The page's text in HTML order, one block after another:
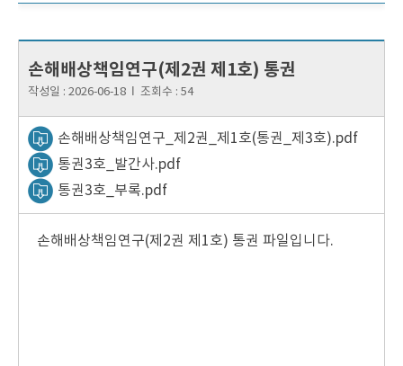
손해배상책임연구(제2권 제1호) 통권
작성일 : 2026-06-18 Ι 조회수 : 54
손해배상책임연구_제2권_제1호(통권_제3호).pdf
통권3호_발간사.pdf
통권3호_부록.pdf
손해배상책임연구(제2권 제1호) 통권 파일입니다.